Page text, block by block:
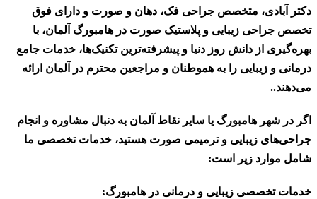
دکتر آبادی، متخصص جراحی فک، دهان و صورت و دارایفوق
تخصص جراحی زیبایی و پلاستیک صورت در هامبورگ آلمان، با
بهره‌گیری از دانش روز دنیا و پیشرفته‌ترین تکنیک‌ها، خدمات جامع
درمانی و زیبایی را به هموطنان و مراجعین محترم در آلمان ارائه
می‌دهند..
اگر در شهر هامبورگ یا سایر نقاط آلمان به دنبال مشاوره و انجام
جراحی‌های زیبایی و ترمیمی صورت هستید، خدمات تخصصی ما
شامل موارد زیر است:
خدمات تخصصی زیبایی و درمانی در هامبورگ: